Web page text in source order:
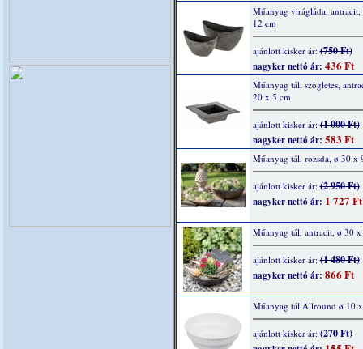
Műanyag virágláda,
12 cm
ajánlott kisker ár:(750 Ft)
nagyker nettó ár: 436 Ft
Műanyag tál, szögletes,
20 x 5 cm
ajánlott kisker ár:(1 000 Ft)
nagyker nettó ár: 583 Ft
Műanyag tál, rozsda, ø 30 x
ajánlott kisker ár:(2 950 Ft)
nagyker nettó ár: 1 727 Ft
Műanyag tál, antracit, ø 30
ajánlott kisker ár:(1 480 Ft)
nagyker nettó ár: 866 Ft
Műanyag tál Allround ø 10
ajánlott kisker ár:(270 Ft)